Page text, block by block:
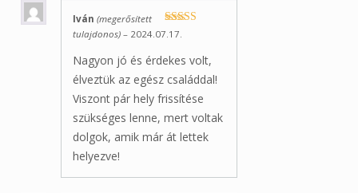
Értékelés:
Iván(megerősített
tulajdonos) – 2024.07.17.
Nagyon jó és érdekes volt,
élveztük az egész családdal!
Viszont pár hely frissítése
szükséges lenne, mert voltak
dolgok, amik már át lettek
helyezve!